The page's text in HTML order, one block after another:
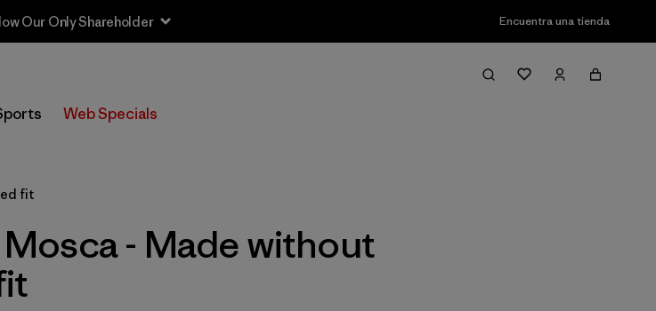
Our Only Shareholder Encuentra una tienda
Web Specials
Filter & Sort
fit
- Made without